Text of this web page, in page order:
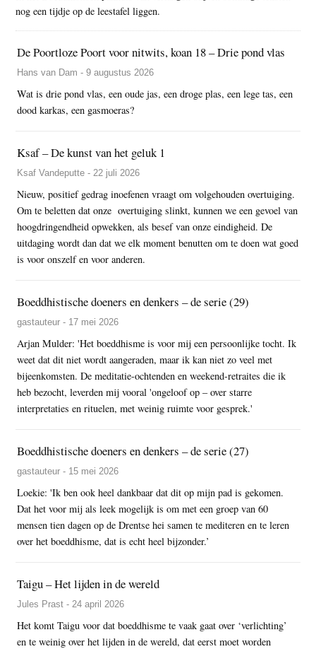
nog een tijdje op de leestafel liggen.
De Poortloze Poort voor nitwits, koan 18 – Drie pond vlas
Hans van Dam - 9 augustus 2026
Wat is drie pond vlas, een oude jas, een droge plas, een lege tas, een
dood karkas, een gasmoeras?
Ksaf – De kunst van het geluk 1
Ksaf Vandeputte - 22 juli 2026
Nieuw, positief gedrag inoefenen vraagt om volgehouden overtuiging.
Om te beletten dat onze overtuiging slinkt, kunnen we een gevoel van
hoogdringendheid opwekken, als besef van onze eindigheid. De
uitdaging wordt dan dat we elk moment benutten om te doen wat goed
is voor onszelf en voor anderen.
Boeddhistische doeners en denkers – de serie (29)
gastauteur - 17 mei 2026
Arjan Mulder: 'Het boeddhisme is voor mij een persoonlijke tocht. Ik
weet dat dit niet wordt aangeraden, maar ik kan niet zo veel met
bijeenkomsten. De meditatie-ochtenden en weekend-retraites die ik
heb bezocht, leverden mij vooral 'ongeloof op – over starre
interpretaties en rituelen, met weinig ruimte voor gesprek.'
Boeddhistische doeners en denkers – de serie (27)
gastauteur - 15 mei 2026
Loekie: 'Ik ben ook heel dankbaar dat dit op mijn pad is gekomen.
Dat het voor mij als leek mogelijk is om met een groep van 60
mensen tien dagen op de Drentse hei samen te mediteren en te leren
over het boeddhisme, dat is echt heel bijzonder.’
Taigu – Het lijden in de wereld
Jules Prast - 24 april 2026
Het komt Taigu voor dat boeddhisme te vaak gaat over ‘verlichting’
en te weinig over het lijden in de wereld, dat eerst moet worden